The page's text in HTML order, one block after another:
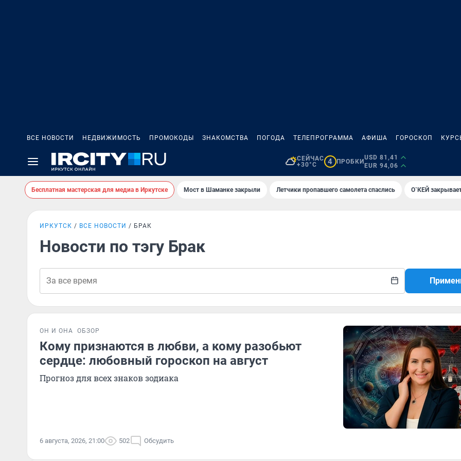
ВСЕ НОВОСТИ НЕДВИЖИМОСТЬ ПРОМОКОДЫ ЗНАКОМСТВА ПОГОДА ТЕЛЕПРОГРАММА АФИША ГОРОСКОП
СЕЙЧАС
+30°C
4 ПРОБКИ
USD 81,41
EUR 94,06
Бесплатная мастерская для медиа в Иркутске Мост в Шаманке закрыли Летчики пропавшего самолета спаслись О`КЕЙ
ИРКУТСК ВСЕ НОВОСТИ БРАК
Новости по тэгу Брак
ОН И ОНА ОБЗОР
Кому признаются в любви, а кому разобьют
сердце: любовный гороскоп на август
Прогноз для всех знаков зодиака
6 августа, 2026, 21:00 502 Обсудить